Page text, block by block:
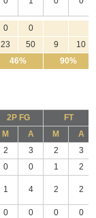
0
0
23 50 9
10
46% 90%
2P FG
FT
M A M
A
2 3 2
3
0 0 1 2
1 4 2 2
0 0 0 0